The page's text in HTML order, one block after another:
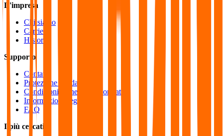
L'impresa
Chi siamo
Carriera
Historia
Supporto
Contatto
Protezione dei dati
Condizioni Generali di Contratto
Informazione legale
FAQ
I più cercati